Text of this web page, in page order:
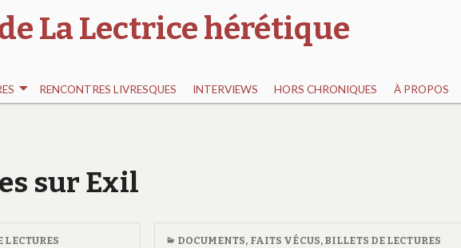
La Lectrice hérétique
RENCONTRES LIVRESQUES INTERVIEWS HORS CHRONIQUES À PROPOS
sur Exil
LECTURES DOCUMENTS, FAITS VÉCUS, BILLETS DE LECTURES